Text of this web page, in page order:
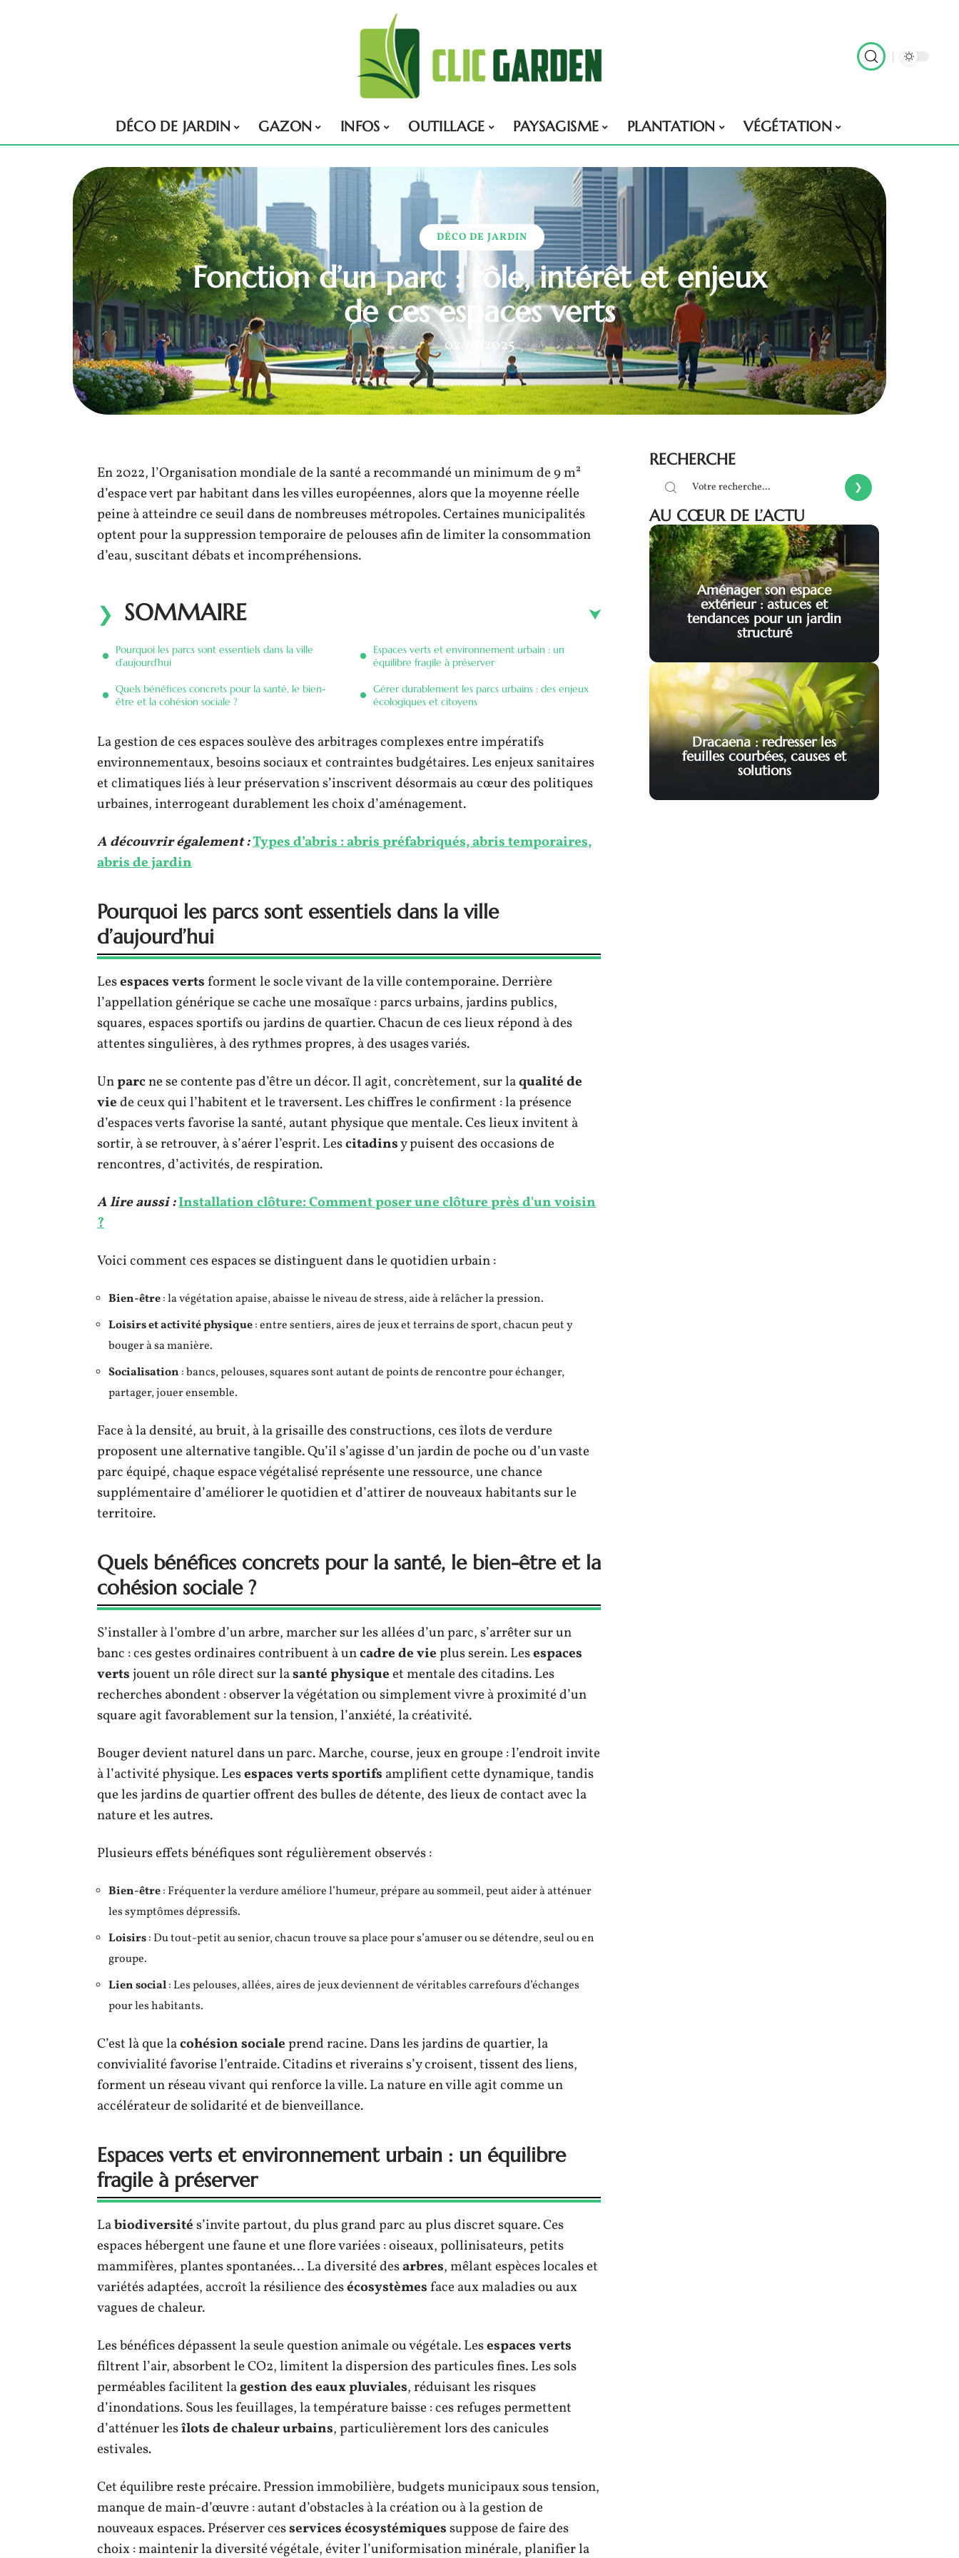
DÉCO DE JARDIN GAZON INFOS OUTILLAGE PAYSAGISME PLANTATION VÉGÉTATION
DÉCO DE JARDIN
Fonction d’un parc : rôle, intérêt et enjeux
de ces espaces verts
02/10/2025
En 2022, l’Organisation mondiale de la santé a recommandé un minimum de 9 m²
d’espace vert par habitant dans les villes européennes, alors que la moyenne réelle
peine à atteindre ce seuil dans de nombreuses métropoles. Certaines municipalités
optent pour la suppression temporaire de pelouses afin de limiter la consommation
d’eau, suscitant débats et incompréhensions.
SOMMAIRE
Pourquoi les parcs sont essentiels dans la ville
d’aujourd’hui
Quels bénéfices concrets pour la santé, le bien-
être et la cohésion sociale ?
Espaces verts et environnement urbain : un
équilibre fragile à préserver
Gérer durablement les parcs urbains : des enjeux
écologiques et citoyens
La gestion de ces espaces soulève des arbitrages complexes entre impératifs
environnementaux, besoins sociaux et contraintes budgétaires. Les enjeux sanitaires
et climatiques liés à leur préservation s’inscrivent désormais au cœur des politiques
urbaines, interrogeant durablement les choix d’aménagement.
A découvrir également :Types d’abris : abris préfabriqués, abris temporaires,
abris de jardin
Pourquoi les parcs sont essentiels dans la ville
d’aujourd’hui
Lesespaces vertsforment le socle vivant de la ville contemporaine. Derrière
l’appellation générique se cache une mosaïque : parcs urbains, jardins publics,
squares, espaces sportifs ou jardins de quartier. Chacun de ces lieux répond à des
attentes singulières, à des rythmes propres, à des usages variés.
Unparcne se contente pas d’être un décor. Il agit, concrètement, sur laqualité de
viede ceux qui l’habitent et le traversent. Les chiffres le confirment : la présence
d’espaces verts favorise la santé, autant physique que mentale. Ces lieux invitent à
sortir, à se retrouver, à s’aérer l’esprit. Lescitadinsy puisent des occasions de
rencontres, d’activités, de respiration.
A lire aussi :Installation clôture: Comment poser une clôture près d'un voisin
?
Voici comment ces espaces se distinguent dans le quotidien urbain :
Bien-être: la végétation apaise, abaisse le niveau de stress, aide à relâcher la pression.
Loisirs et activité physique: entre sentiers, aires de jeux et terrains de sport, chacun peut y
bouger à sa manière.
Socialisation : bancs, pelouses, squares sont autant de points de rencontre pour échanger,
partager, jouer ensemble.
Face à la densité, au bruit, à la grisaille des constructions, ces îlots de verdure
proposent une alternative tangible. Qu’il s’agisse d’un jardin de poche ou d’un vaste
parc équipé, chaque espace végétalisé représente une ressource, une chance
supplémentaire d’améliorer le quotidien et d’attirer de nouveaux habitants sur le
territoire.
Quels bénéfices concrets pour la santé, le bien-être et la
cohésion sociale ?
S’installer à l’ombre d’un arbre, marcher sur les allées d’un parc, s’arrêter sur un
banc : ces gestes ordinaires contribuent à uncadre de vieplus serein. Lesespaces
vertsjouent un rôle direct sur lasanté physiqueet mentale des citadins. Les
recherches abondent : observer la végétation ou simplement vivre à proximité d’un
square agit favorablement sur la tension, l’anxiété, la créativité.
Bouger devient naturel dans un parc. Marche, course, jeux en groupe : l’endroit invite
à l’activité physique. Lesespaces verts sportifs amplifient cette dynamique, tandis
que les jardins de quartier offrent des bulles de détente, des lieux de contact avec la
nature et les autres.
Plusieurs effets bénéfiques sont régulièrement observés :
Bien-être: Fréquenter la verdure améliore l’humeur, prépare au sommeil, peut aider à atténuer
les symptômes dépressifs.
Loisirs: Du tout-petit au senior, chacun trouve sa place pour s’amuser ou se détendre, seul ou en
groupe.
Lien social: Les pelouses, allées, aires de jeux deviennent de véritables carrefours d’échanges
pour les habitants.
C’est là que lacohésion socialeprend racine. Dans les jardins de quartier, la
convivialité favorise l’entraide. Citadins et riverains s’y croisent, tissent des liens,
forment un réseau vivant qui renforce la ville. La nature en ville agit comme un
accélérateur de solidarité et de bienveillance.
Espaces verts et environnement urbain : un équilibre
fragile à préserver
Labiodiversités’invite partout, du plus grand parc au plus discret square. Ces
espaces hébergent une faune et une flore variées : oiseaux, pollinisateurs, petits
mammifères, plantes spontanées… La diversité desarbres, mêlant espèces locales et
variétés adaptées, accroît la résilience desécosystèmesface aux maladies ou aux
vagues de chaleur.
Les bénéfices dépassent la seule question animale ou végétale. Lesespaces verts
filtrent l’air, absorbent le CO2, limitent la dispersion des particules fines. Les sols
perméables facilitent lagestion des eaux pluviales, réduisant les risques
d’inondations. Sous les feuillages, la température baisse : ces refuges permettent
d’atténuer lesîlots de chaleur urbains, particulièrement lors des canicules
estivales.
Cet équilibre reste précaire. Pression immobilière, budgets municipaux sous tension,
manque de main-d’œuvre : autant d’obstacles à la création ou à la gestion de
nouveaux espaces. Préserver cesservices écosystémiquessuppose de faire des
choix : maintenir la diversité végétale, éviter l’uniformisation minérale, planifier la
RECHERCHE
AU CŒUR DE L’ACTU
Aménager son espace
extérieur : astuces et
tendances pour un jardin
structuré
Dracaena : redresser les
feuilles courbées, causes et
solutions